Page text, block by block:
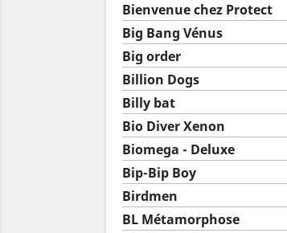
Bienvenue chez Protect
Big Bang Vénus
Big order
Billion Dogs
Billy bat
Bio Diver Xenon
Biomega - Deluxe
Bip-Bip Boy
Birdmen
BL Métamorphose